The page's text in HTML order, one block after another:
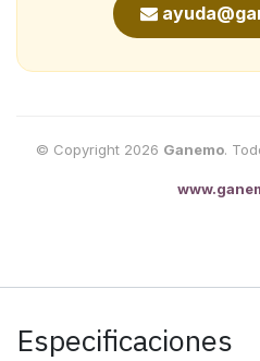
© Copyright 2026 Ganemo.
Especificaciones